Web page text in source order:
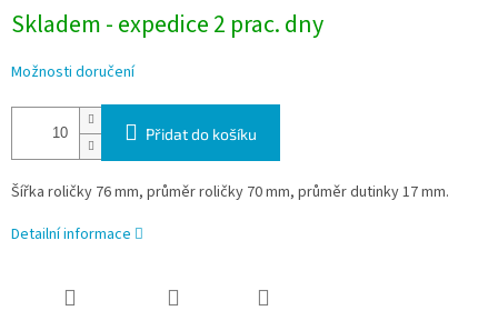
Skladem - expedice 2 prac. dny
Možnosti doručení
Přidat do košíku
Šířka roličky 76 mm, průměr roličky 70 mm, průměr dutinky 17 mm.
Detailní informace